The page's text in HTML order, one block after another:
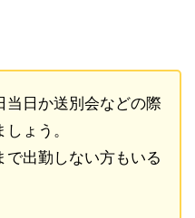
当日か送別会などの際
ょう。
で出勤しない方もいる